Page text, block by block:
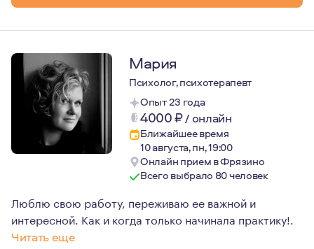
Мария
Психолог, психотерапевт
Опыт 23 года
4000₽/ онлайн
Ближайшее время
10 августа, пн, 19:00
Онлайн прием в Фрязино
Всего выбрало 80 человек
Люблю свою работу, переживаю ее важной и
интересной. Как и когда только начинала практику!.
Читать еще